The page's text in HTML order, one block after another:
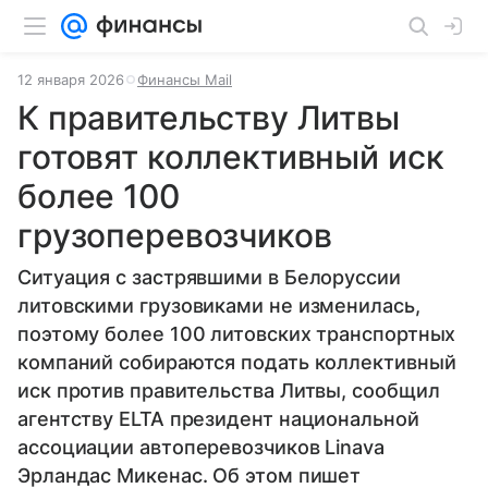
12 января 2026 Финансы Mail
К правительству Литвы
готовят коллективный иск
более 100
грузоперевозчиков
Ситуация с застрявшими в Белоруссии
литовскими грузовиками не изменилась,
поэтому более 100 литовских транспортных
компаний собираются подать коллективный
иск против правительства Литвы, сообщил
агентству ELTA президент национальной
ассоциации автоперевозчиков Linava
Эрландас Микенас. Об этом пишет